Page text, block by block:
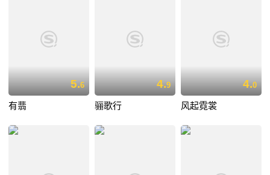
5.6
有翡
4.9
骊歌行
4.0
风起霓裳